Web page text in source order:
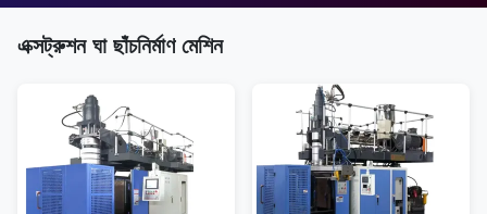
এক্সট্রুশন ঘা ছাঁচনির্মাণ মেশিন